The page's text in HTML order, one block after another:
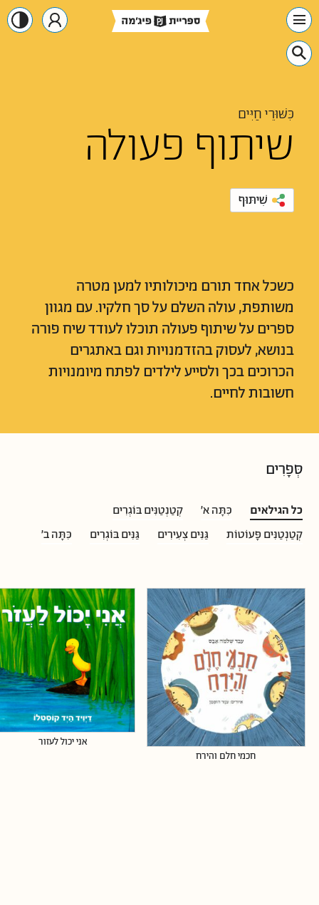
כִּשּׁוּרֵי חַיִּים
שיתוף פעולה
שִׁיתּוּף
כשכל אחד תורם מיכולותיו למען מטרה
משותפת, עולה השלם על סך חלקיו. עם מגוון
ספרים על שיתוף פעולה תוכלו לעודד שיח פורה
בנושא, לעסוק בהזדמנויות וגם באתגרים
הכרוכים בכך ולסייע לילדים לפתח מיומנויות
חשובות לחיים.
סְּפָרִים
כל הגילאים כִּתָּה א'
קְטַנְטַנִּים בּוֹגְרִים
קְטַנְטַנִּים פָּעוֹטוֹת
גַּנִּים צְעִירִים גַּנִּים בּוֹגְרִים כִּתָּה ב'
חכמי חלם והירח
אני יכול לעזור